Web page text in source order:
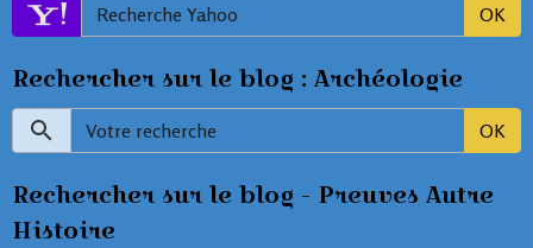
OK
Rechercher sur le blog : Archéologie
OK
Rechercher sur le blog - Preuves Autre
Histoire